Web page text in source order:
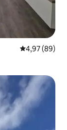
საშუალო
4,97 (89)